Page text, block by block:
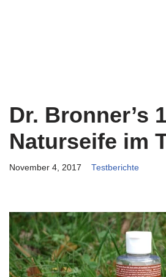
Dr. Bronner’s
Naturseife im
November 4, 2017 Testberichte